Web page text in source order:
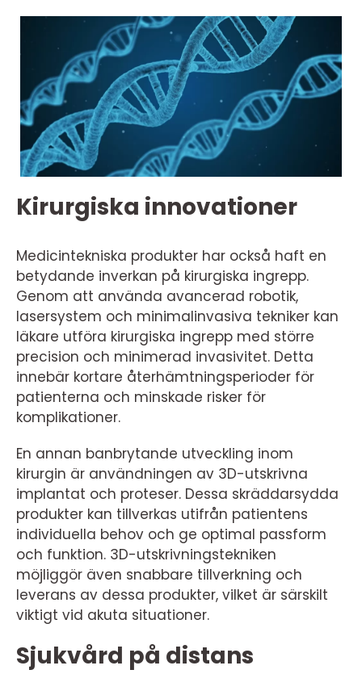
Kirurgiska innovationer
Medicintekniska produkter har också haft en
betydande inverkan på kirurgiska ingrepp.
Genom att använda avancerad robotik,
lasersystem och minimalinvasiva tekniker kan
läkare utföra kirurgiska ingrepp med större
precision och minimerad invasivitet. Detta
innebär kortare återhämtningsperioder för
patienterna och minskade risker för
komplikationer.
En annan banbrytande utveckling inom
kirurgin är användningen av 3D-utskrivna
implantat och proteser. Dessa skräddarsydda
produkter kan tillverkas utifrån patientens
individuella behov och ge optimal passform
och funktion. 3D-utskrivningstekniken
möjliggör även snabbare tillverkning och
leverans av dessa produkter, vilket är särskilt
viktigt vid akuta situationer.
Sjukvård på distans